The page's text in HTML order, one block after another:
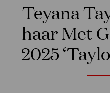
Teyana
haar Met
2025